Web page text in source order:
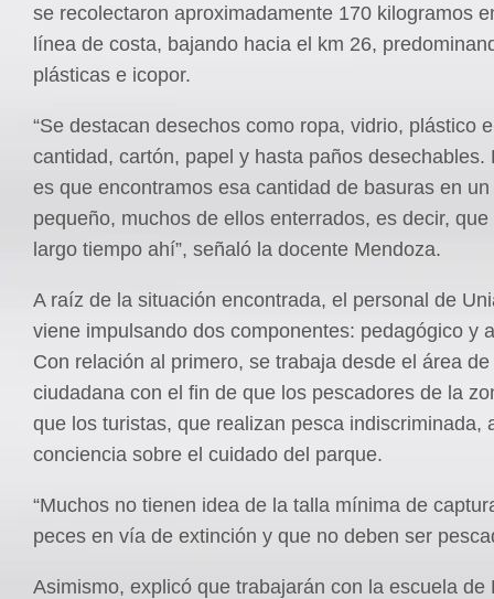
se recolectaron aproximadamente 170 kilogramos
línea de costa, bajando hacia el km 26,
plásticas e icopor.
“Se destacan desechos como ropa, vidrio, plástico
cantidad, cartón, papel y hasta paños desechables.
es que encontramos esa cantidad de basuras en
pequeño, muchos de ellos enterrados, es decir,
largo tiempo ahí”, señaló la docente Mendoza.
A raíz de la situación encontrada, el personal de
viene impulsando dos componentes: pedagógico y
Con relación al primero, se trabaja desde el área
ciudadana con el fin de que los pescadores de la
que los turistas, que realizan pesca indiscriminada,
conciencia sobre el cuidado del parque.
“Muchos no tienen idea de la talla mínima de
peces en vía de extinción y que no deben ser
Asimismo, explicó que trabajarán con la escuela de